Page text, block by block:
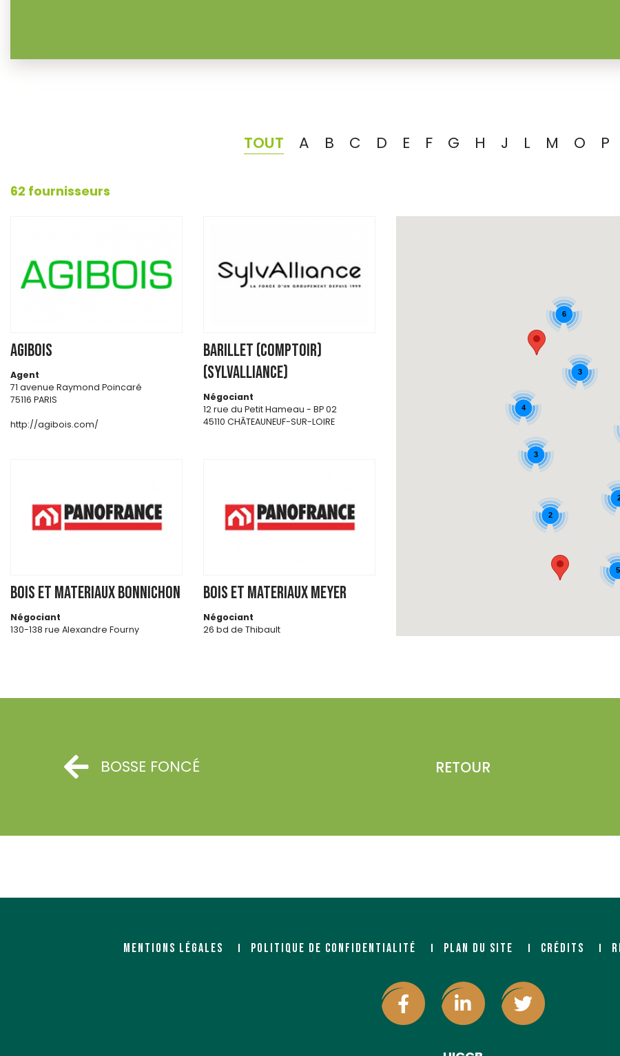
TOUT A B C D E F G H J L M O P
5
3
6
4
2
3
62 fournisseurs
AGIBOIS
Agent
71 avenue Raymond Poincaré
75116 PARIS
http://agibois.com/
BARILLET (Comptoir)
(SYLVALLIANCE)
Négociant
12 rue du Petit Hameau - BP 02
45110 CHÂTEAUNEUF-SUR-LOIRE
BOIS ET MATERIAUX BONNICHON
Négociant
130-138 rue Alexandre Fourny
BOIS ET MATERIAUX MEYER
Négociant
26 bd de Thibault
des Bois et Dérivés)
Importateur
BOSSE FONCÉ RETOUR
MENTIONS LÉGALES POLITIQUE DE CONFIDENTIALITÉ PLAN DU SITE CRÉDITS